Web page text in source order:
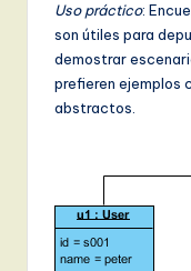
Uso práctico:
son útiles para
demostrar
prefieren ejemplos
abstractos.